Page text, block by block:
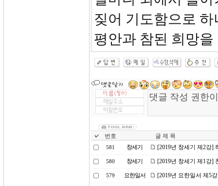
짖어 기도함으로
평안과 참된 희망
번호 글 제 목
581 창세기 [2019년 창세기 제2강]
580 창세기 [2019년 창세기 제1강]
579 요한일서 [2019년 요한일서 제5